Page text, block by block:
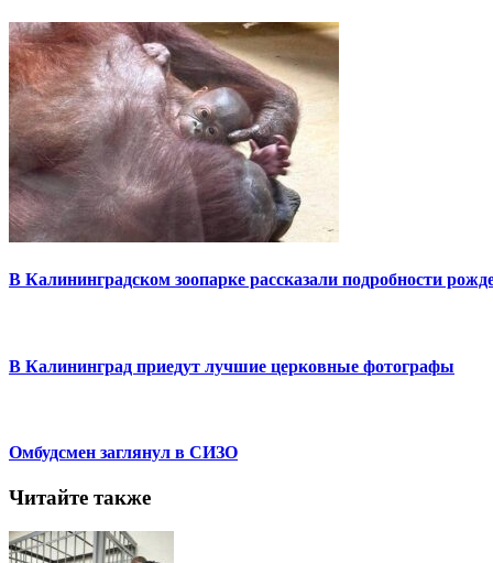
В Калининградском зоопарке рассказали подробности
В Калининград приедут лучшие церковные фотографы
Омбудсмен заглянул в СИЗО
Читайте также